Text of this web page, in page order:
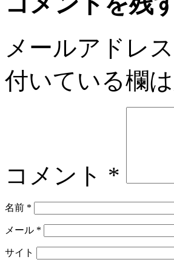
メールアドレ
付いている欄
コメント *
名前 *
メール *
サイト